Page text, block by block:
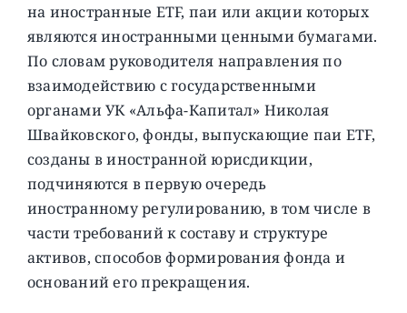
на иностранные ETF, паи или акции которых
являются иностранными ценными бумагами.
По словам руководителя направления по
взаимодействию с государственными
органами УК «Альфа-Капитал» Николая
Швайковского, фонды, выпускающие паи ETF,
созданы в иностранной юрисдикции,
подчиняются в первую очередь
иностранному регулированию, в том числе в
части требований к составу и структуре
активов, способов формирования фонда и
оснований его прекращения.